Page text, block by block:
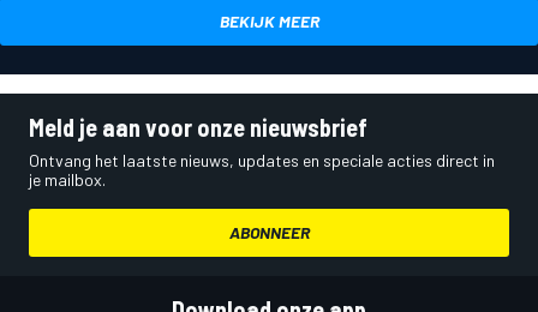
BEKIJK MEER
Meld je aan voor onze nieuwsbrief
Ontvang het laatste nieuws, updates en speciale acties direct in
je mailbox.
ABONNEER